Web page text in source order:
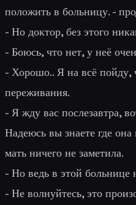
положить в больницу. -
- Но доктор, без этого
- Боюсь, что нет, у неё
- Хорошо.. Я на всё пойду,
переживания.
- Я жду вас послезавтра,
Надеюсь вы знаете где
мать ничего не заметила.
- Но ведь в этой больнице
- Не волнуйтесь, это